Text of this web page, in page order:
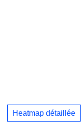
Heatmap détaillée